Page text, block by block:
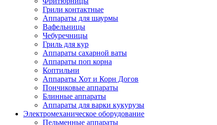
Грили контактные
Аппараты для шаурмы
Вафельницы
Чебуречницы
Гриль для кур
Аппараты сахарной ваты
Аппараты поп корна
Коптильни
Аппараты Хот и Корн Догов
Пончиковые аппараты
Блинные аппараты
Аппараты для варки кукурузы
Электромеханическое оборудование
Пельменные аппараты